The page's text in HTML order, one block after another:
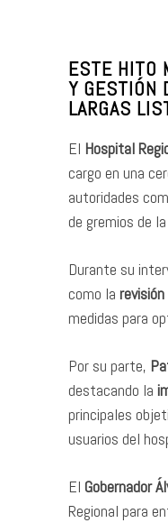
ESTE HITO
Y GESTIÓN
LARGAS
El Hospital
cargo en una
autoridades
de gremios de
Durante su
como la
medidas para
Por su parte,
destacando la
principales
usuarios del
El Gobernador
Regional para